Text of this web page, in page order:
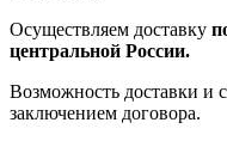
Осуществляем доставку
центральной России.
Возможность доставки и
заключением договора.